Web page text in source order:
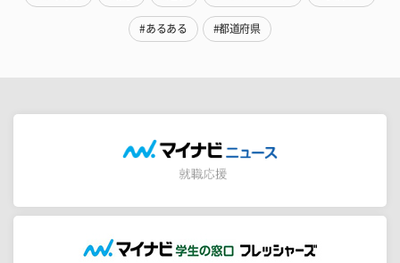
#あるある #都道府県